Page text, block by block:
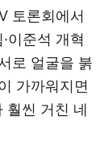
토론회에서
이준석 개혁
로 얼굴을 붉
가까워지면
훨씬 거친 네